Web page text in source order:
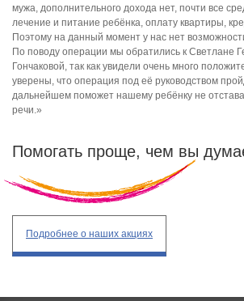
мужа, дополнительного дохода нет, почти все
лечение и питание ребёнка, оплату квартиры,
Поэтому на данный момент у нас нет
По поводу операции мы обратились к Светлане
Гончаковой, так как увидели очень много
уверены, что операция под её руководством
дальнейшем поможет нашему ребёнку не
речи.»
Помогать проще, чем вы
Подробнее о наших акциях